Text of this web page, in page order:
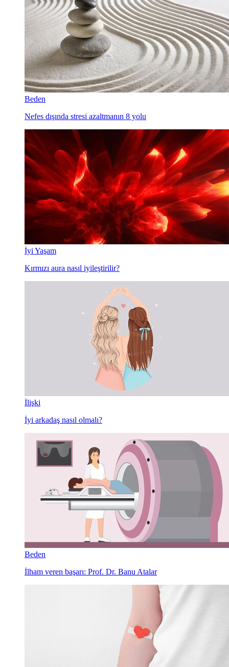
Beden
Nefes dışında stresi azaltmanın 8 yolu
İyi Yaşam
Kırmızı aura nasıl iyileştirilir?
İlişki
İyi arkadaş nasıl olmalı?
Beden
İlham veren başarı: Prof. Dr. Banu Atalar